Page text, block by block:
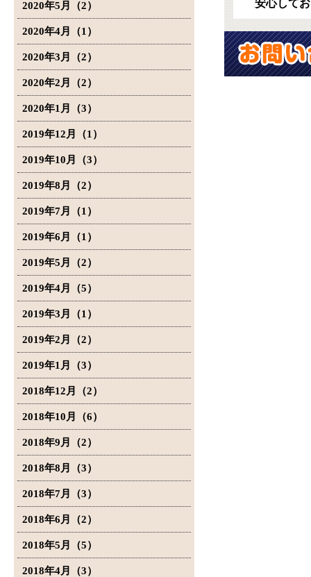
2020年5月（2）
2020年4月（1）
2020年3月（2）
2020年2月（2）
2020年1月（3）
2019年12月（1）
2019年10月（3）
2019年8月（2）
2019年7月（1）
2019年6月（1）
2019年5月（2）
2019年4月（5）
2019年3月（1）
2019年2月（2）
2019年1月（3）
2018年12月（2）
2018年10月（6）
2018年9月（2）
2018年8月（3）
2018年7月（3）
2018年6月（2）
2018年5月（5）
2018年4月（3）
安心して